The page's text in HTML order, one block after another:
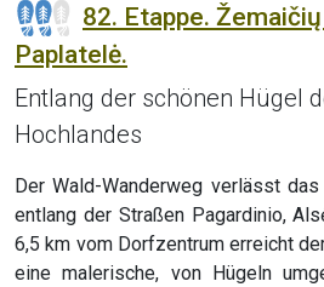
82. Etappe.
Paplatelė.
Entlang der schönen Hügel
Hochlandes
Der Wald-Wanderweg verlässt
entlang der Straßen Pagardinio,
6,5 km vom Dorfzentrum erreicht
eine malerische, von Hügeln